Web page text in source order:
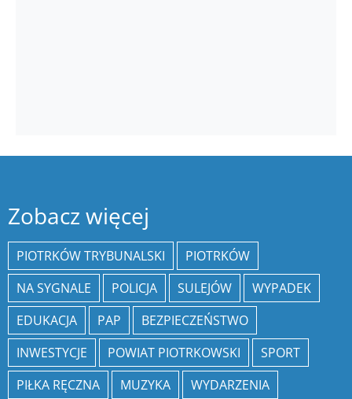
Zobacz więcej
PIOTRKÓW TRYBUNALSKI
PIOTRKÓW
NA SYGNALE
POLICJA SULEJÓW
WYPADEK
EDUKACJA
PAP
BEZPIECZEŃSTWO
INWESTYCJE
POWIAT PIOTRKOWSKI
SPORT
PIŁKA RĘCZNA
MUZYKA
WYDARZENIA